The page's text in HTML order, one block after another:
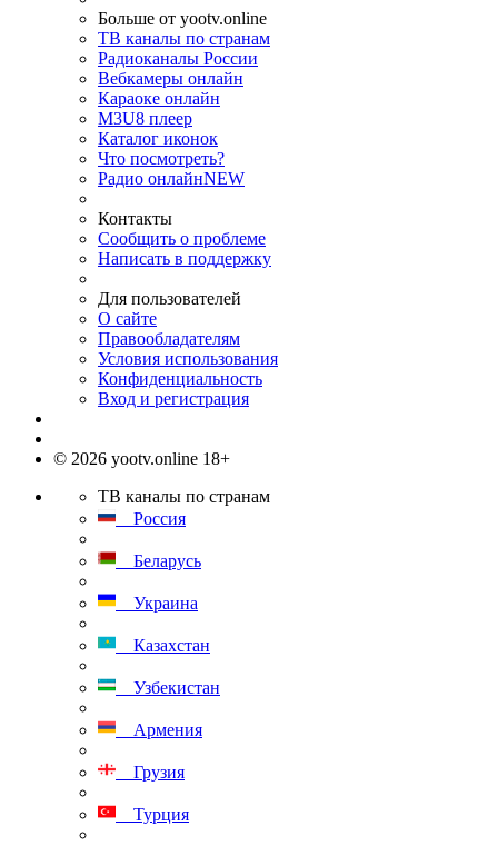
Больше от yootv.online
ТВ каналы по странам
Радиоканалы России
Вебкамеры онлайн
Караоке онлайн
M3U8 плеер
Каталог иконок
Что посмотреть?
Радио онлайнNEW
Контакты
Сообщить о проблеме
Написать в поддержку
Для пользователей
О сайте
Правообладателям
Условия использования
Конфиденциальность
Вход и регистрация
© 2026 yootv.online 18+
ТВ каналы по странам
Россия
Беларусь
Украина
Казахстан
Узбекистан
Армения
Грузия
Турция